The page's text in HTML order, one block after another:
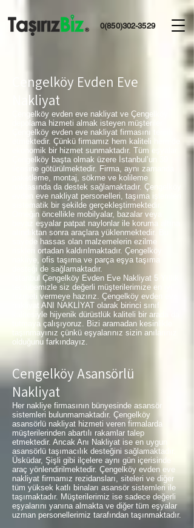
0(850)302-3529
Çengelköy Evden Eve
Nakliyat
Çengelköy evden eve nakliyat ve Çengelköy
depolama hizmeti almak isteyen müşteriler
Çengelköy evden eve nakliyat firmasını tercih
etmektedir. Çünkü firmamız hem kaliteli hem de
ekonomik bir hizmet sunmaktadır. Tüm eşyalar
Çengelköy başta olmak üzere İstanbul’un 39
ilçesine götürülmektedir. Firma, aynı zamanda
paketleme, montaj, sökme ve kolileme
noktasında da destek sağlamaktadır. Çengelköy
evden eve nakliyat personelleri, taşıma işlemleri
sistematik bir şekilde gerçekleştirmektedir.
Örneğin öncellikle mobilyalar, bazalar veya
beyaz eşyalar patpat naylonlar ile koruma altına
alındıktan sonra araçlara yüklenmektedir. Bu
sayede hassas olan malzemelerin ezilme
riskleri ortadan kaldırılmaktadır. Çengelköy
nakliye, ofis taşıma ve parça eşya taşıma
desteği de sağlamaktadır.
İstanbul Çengelköy Evden Eve Nakliyat 5 Yıllık
tecrübemizle siz değerli müşterilerimize en iyi
hizmeti vermeye hazırız. Çengelköy evden eve
nakliyat ANI NAKLİYAT olarak birinci sınıf
kalitesiyle hijyenik dürüstlük kaliteli bir arada da
tutmaya çalışıyoruz. Bizi aramadan kesinlikle
taşınmayınız çünkü eşyalarınız sizin anılarınız
olduğunu farkındayız.
Çengelköy Asansörlü
Nakliyat
Her nakliye firmasının bünyesinde asansör
sistemleri bulunmamaktadır. Çengelköy
asansörlü nakliyat hizmeti veren firmalarda
müşterilerinden abartılı rakamlar talep
etmektedir. Ancak Anı Nakliyat ise en uygun
asansörlü taşımacılık desteğini sağlamaktadır.
Üsküdar, Şişli gibi ilçelere aynı gün içerisinde
araç yönlendirilmektedir. Çengelköy evden eve
nakliyat firmamız rezidansları, siteleri ve diğer
tüm yüksek katlı binaları asansör sistemleri ile
taşımaktadır. Müşterilerimiz ise sadece değerli
eşyalarını yanına almakta ve diğer tüm eşyalar
uzman personellerimiz tarafından taşınmaktadır.